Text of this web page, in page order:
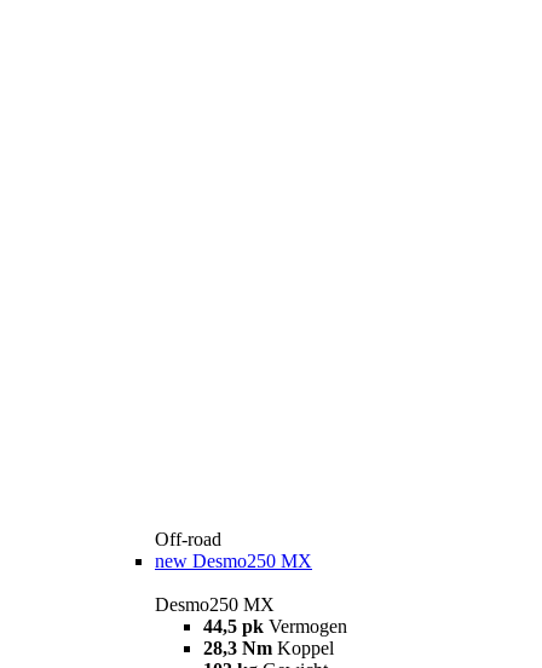
Off-road
new Desmo250 MX
Desmo250 MX
44,5 pk Vermogen
28,3 Nm Koppel